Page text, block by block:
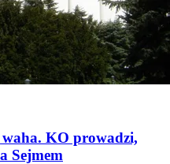
waha. KO prowadzi,
Sejmem